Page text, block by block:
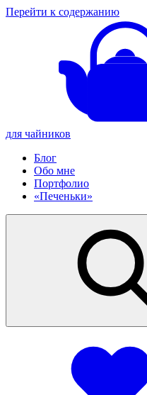
Перейти к содержанию
для чайников
Блог
Обо мне
Портфолио
«Печеньки»